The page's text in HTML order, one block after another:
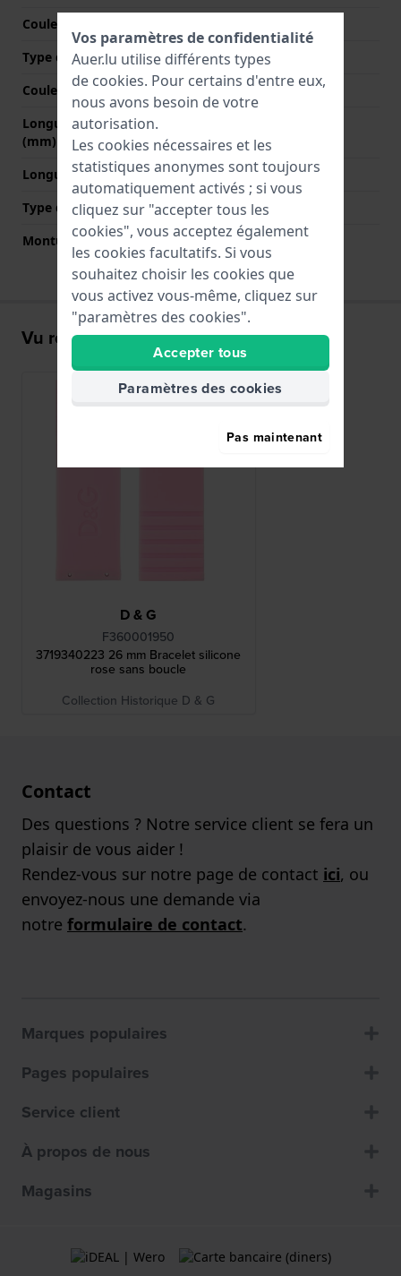
Couleur du bracelet
Type de fermoir
Aucun(e)
Couleur de fermoir
N/A
Longueur bande à 12h
(mm)
Longueur bande à 6h (mm) 80 mm
Type de montage
Vis
Monture droite
Non
Vu récemment
D & G
F360001950
3719340223 26 mm Bracelet silicone
rose sans boucle
Collection Historique D & G
Contact
Des questions ? Notre service client se fera un
plaisir de vous aider !
Rendez-vous sur notre page de contact ici, ou
envoyez-nous une demande via
notre formulaire de contact.
Marques populaires
Pages populaires
Service client
À propos de nous
Magasins
Vos paramètres de confidentialité
Auer.lu utilise différents types
de cookies. Pour certains d'entre eux,
nous avons besoin de votre
autorisation.
Les cookies nécessaires et les
statistiques anonymes sont toujours
automatiquement activés ; si vous
cliquez sur "accepter tous les
cookies", vous acceptez également
les cookies facultatifs. Si vous
souhaitez choisir les cookies que
vous activez vous-même, cliquez sur
"paramètres des cookies".
Accepter tous
Paramètres des cookies
Pas maintenant